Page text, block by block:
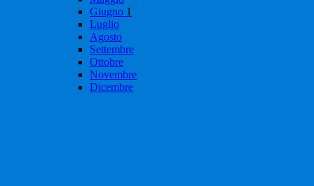
Giugno 1
Luglio
Agosto
Settembre
Ottobre
Novembre
Dicembre